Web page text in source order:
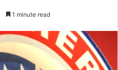
1 minute read